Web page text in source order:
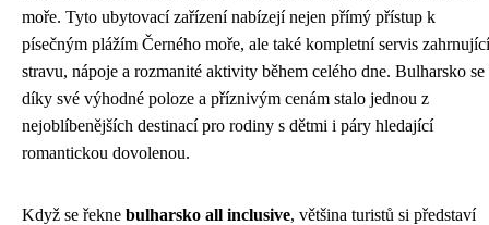
moře. Tyto ubytovací zařízení nabízejí nejen přímý přístup k
písečným plážím Černého moře, ale také kompletní servis zahrnující
stravu, nápoje a rozmanité aktivity během celého dne. Bulharsko se
díky své výhodné poloze a příznivým cenám stalo jednou z
nejoblíbenějších destinací pro rodiny s dětmi i páry hledající
romantickou dovolenou.
Když se řekne bulharsko all inclusive, většina turistů si představí